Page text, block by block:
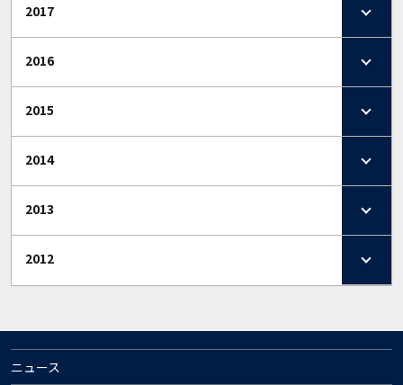
2017
2016
2015
2014
2013
2012
ニュース